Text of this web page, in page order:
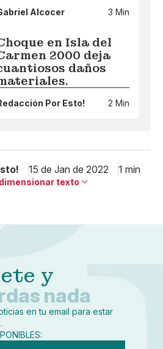
Alcocer 3 Min
en Isla del
2000 deja
daños
Por Esto! 2 Min
15 de Jan de 2022 1 min
texto
y
nada
en tu email para estar